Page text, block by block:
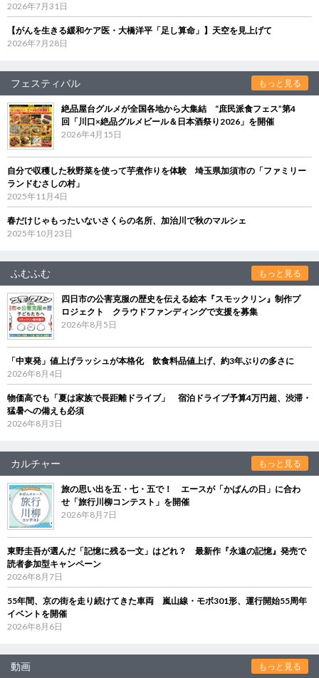
2026年7月31日
【がんを生きる緩和ケア医・大橋洋平「足し算命」】天空を見上げて
2026年7月28日
フェスティバル もっと見る
絶品屋台グルメが全国各地から大集結 “庶民派食フェス”第4
回「川口×絶品グルメビール＆日本酒祭り2026」を開催
2026年4月15日
自分で収穫した秋野菜を使って芋煮作りを体験 埼玉県加須市の「ファミリー
ランドむさしの村」
2025年11月4日
春だけじゃもったいないさくらの名所、加治川で秋のマルシェ
2025年10月23日
ふむふむ もっと見る
四日市の公害克服の歴史を伝える絵本『スモックリン』制作プ
ロジェクト クラウドファンディングで支援を募集
2026年8月5日
「中東発」値上げラッシュが本格化 飲食料品値上げ、約3年ぶりの多さに
2026年8月4日
物価高でも「夏は家族で長距離ドライブ」 宿泊ドライブ予算4万円超、渋滞・
猛暑への備えも必須
2026年8月3日
カルチャー もっと見る
旅の思い出を五・七・五で！ エースが「かばんの日」に合わ
せ「旅行川柳コンテスト」を開催
2026年8月7日
東野圭吾が選んだ「記憶に残る一文」はどれ？ 最新作『永遠の記憶』発売で
読者参加型キャンペーン
2026年8月7日
55年間、京の街を走り続けてきた車両 嵐山線・モボ301形、運行開始55周年
イベントを開催
2026年8月6日
動画 もっと見る